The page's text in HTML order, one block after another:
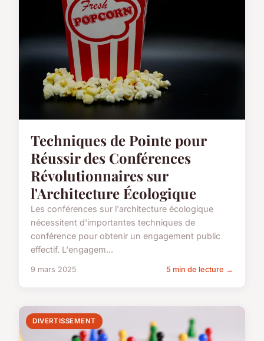
Techniques de Pointe pour
Réussir des Conférences
Révolutionnaires sur
l'Architecture Écologique
Les conférences sur l'architecture écologique
nécessitent d'importantes techniques de
conférence pour obtenir un engagement public
effectif. L'engagem...
9 mars 2025 5 min de lecture →
DIVERTISSEMENT